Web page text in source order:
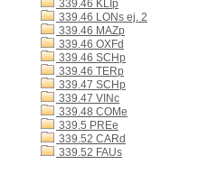
339.46 KLIp
339.46 LONs ej. 2
339.46 MAZp
339.46 OXFd
339.46 SCHp
339.46 TERp
339.47 SCHp
339.47 VINc
339.48 COMe
339.5 PREe
339.52 CARd
339.52 FAUs